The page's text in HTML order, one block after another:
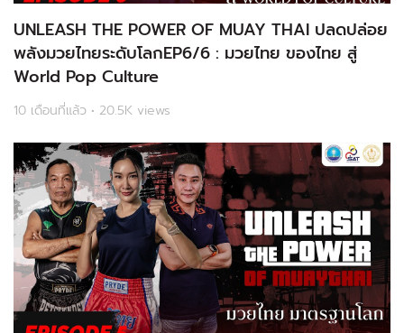
UNLEASH THE POWER OF MUAY THAI ปลดปล่อย
พลังมวยไทยระดับโลกEP6/6 : มวยไทย ของไทย สู่
World Pop Culture
10 เดือนที่แล้ว • 20.5K views